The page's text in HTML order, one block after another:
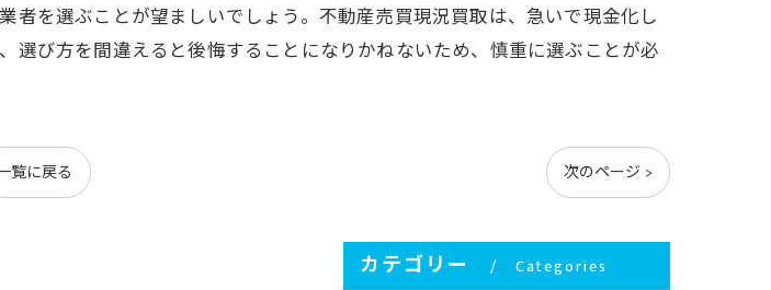
を選ぶことが望ましいでしょう。不動産売買現況買取は、急いで現金化し
び方を間違えると後悔することになりかねないため、慎重に選ぶことが必
覧に戻る 次のページ >
カテゴリー Categories